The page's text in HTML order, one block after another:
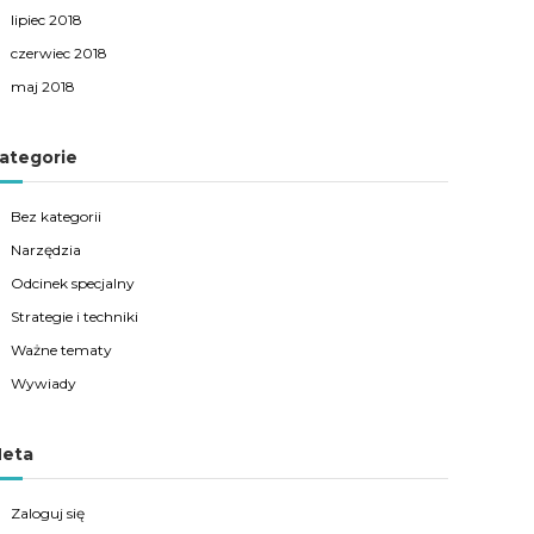
lipiec 2018
czerwiec 2018
maj 2018
Bez kategorii
Narzędzia
Odcinek specjalny
Strategie i techniki
Ważne tematy
Wywiady
Zaloguj się